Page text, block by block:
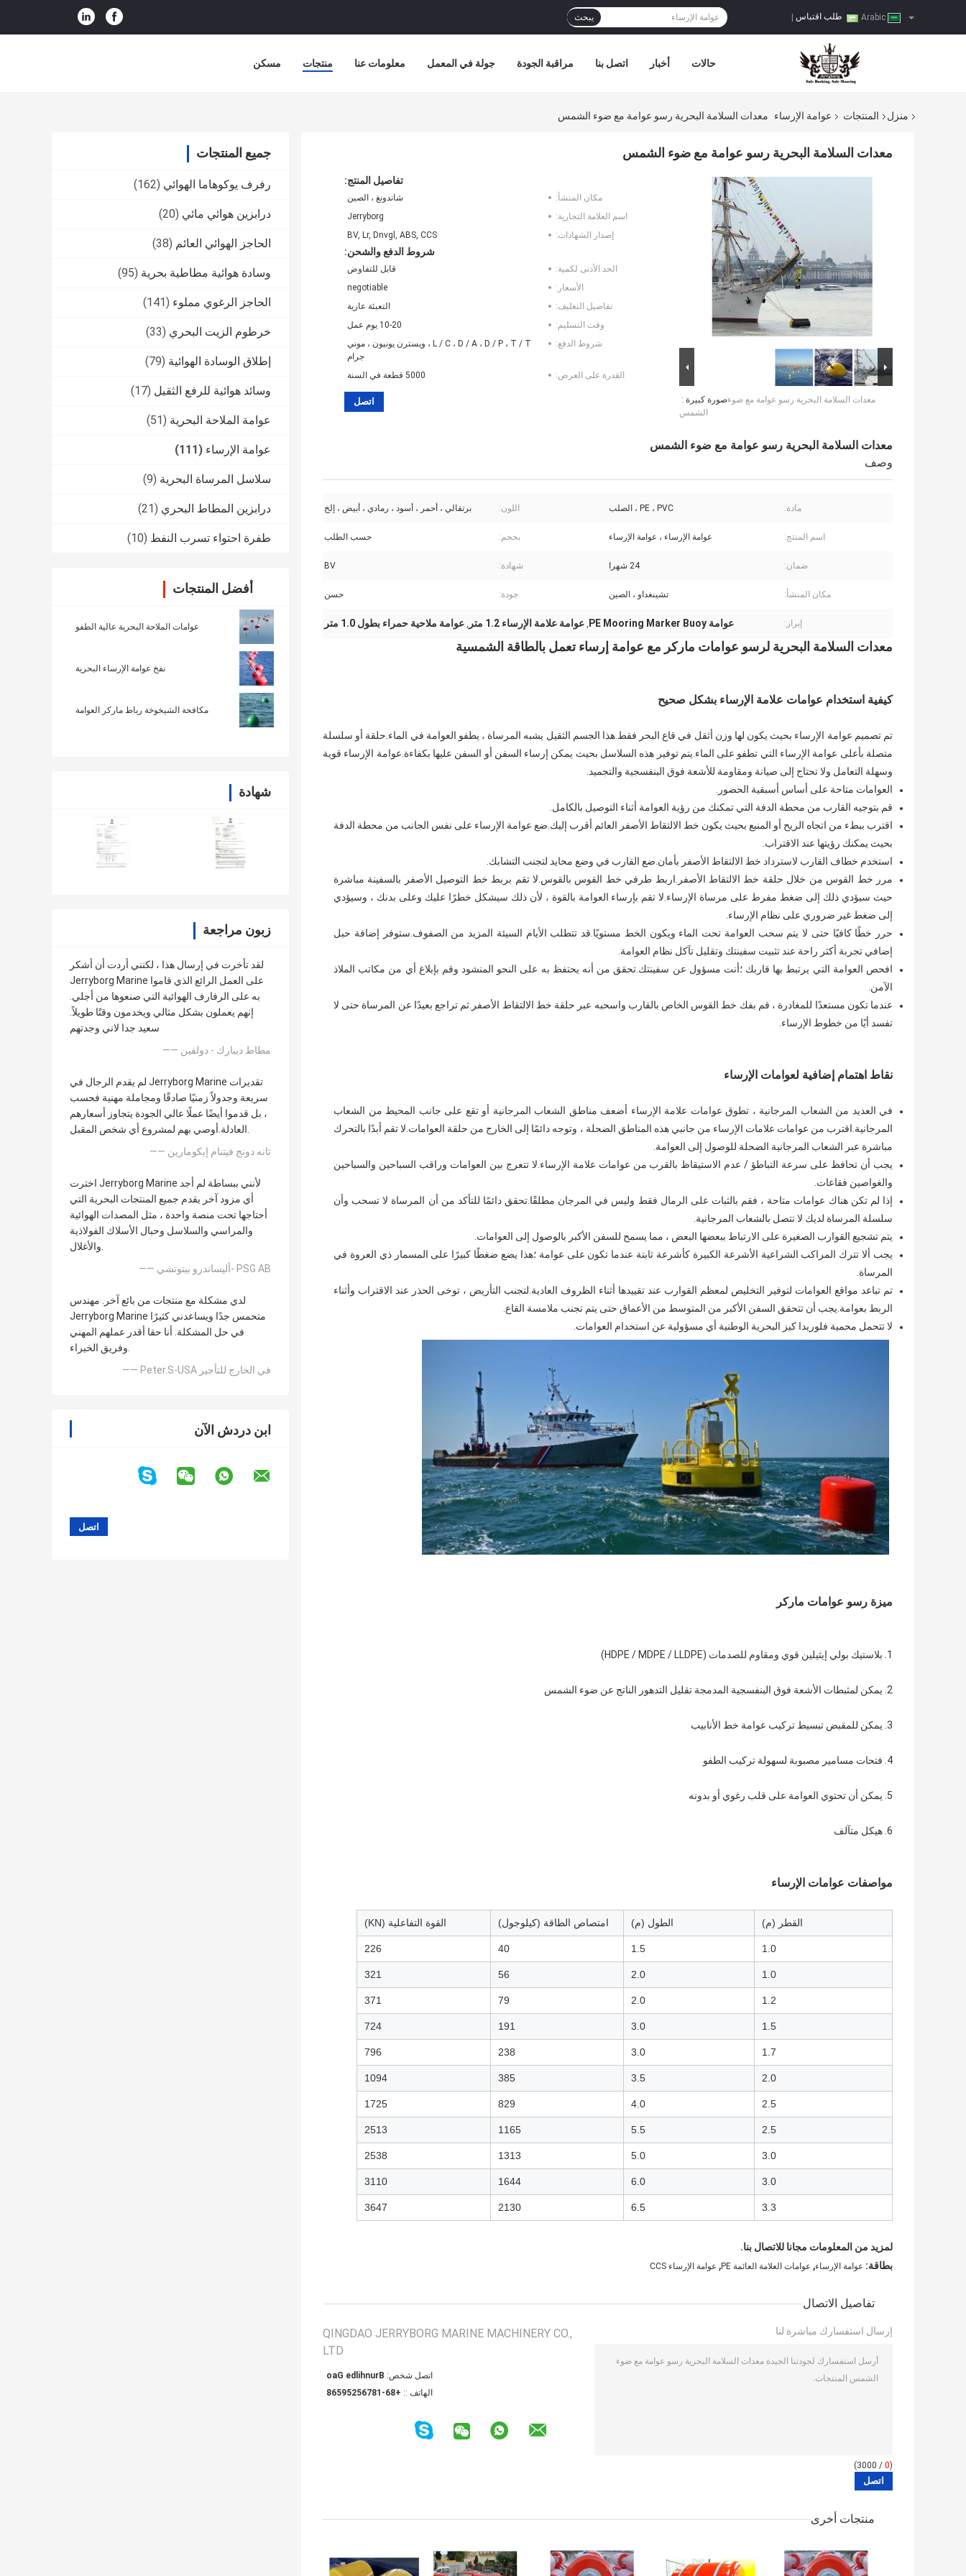
طلب اقتباس يبحث
مسكن منتجات معلومات عنا جولة في المعمل مراقبة الجودة اتصل بنا أخبار حالات
منزل المنتجات عوامة الإرساء معدات السلامة البحرية رسو عوامة مع ضوء الشمس
جميع المنتجات
رفرف يوكوهاما الهوائي (162)
درابزين هوائي مائي (20)
الحاجز الهوائي العائم (38)
وسادة هوائية مطاطية بحرية (95)
الحاجز الرغوي مملوء (141)
خرطوم الزيت البحري (33)
إطلاق الوسادة الهوائية (79)
وسائد هوائية للرفع الثقيل (17)
عوامة الملاحة البحرية (51)
عوامة الإرساء (111)
سلاسل المرساة البحرية (9)
درابزين المطاط البحري (21)
طفرة احتواء تسرب النفط (10)
أفضل المنتجات
عوامات الملاحة البحرية عالية الطفو
نفخ عوامة الإرساء البحرية
مكافحة الشيخوخة رباط ماركر العوامة
شهادة
زبون مراجعة
لقد تأخرت في إرسال هذا ، لكنني أردت أن أشكر
Jerryborg Marine على العمل الرائع الذي قاموا
به على الرفارف الهوائية التي صنعوها من أجلي.
إنهم يعملون بشكل مثالي ويخدمون وقتًا طويلاً.
سعيد جدا لاني وجدتهم
—— مطاط ديبارك - دولفين
لم يقدم الرجال في Jerryborg Marine تقديرات
سريعة وجدولاً زمنيًا صادقًا ومجاملة مهنية فحسب
، بل قدموا أيضًا عملًا عالي الجودة يتجاوز أسعارهم
العادلة.أوصي بهم لمشروع أي شخص المقبل.
—— ثانه دونج فيتنام إيكومارين
اخترت Jerryborg Marine لأنني ببساطة لم أجد
أي مزود آخر يقدم جميع المنتجات البحرية التي
أحتاجها تحت منصة واحدة ، مثل المصدات الهوائية
والمراسي والسلاسل وحبال الأسلاك الفولاذية
والأغلال.
—— أليساندرو بيتوتشي- PSG AB
لدي مشكلة مع منتجات من بائع آخر. مهندس
Jerryborg Marine متحمس جدًا ويساعدني كثيرًا
في حل المشكلة. أنا حقا أقدر عملهم المهني
وفريق الخبراء.
—— Peter.S-USA في الخارج للتأجير
ابن دردش الآن
معدات السلامة البحرية رسو عوامة مع ضوء الشمس
صورة كبيرة :معدات السلامة البحرية رسو عوامة مع ضوء
الشمس
تفاصيل المنتج:
مكان المنشأ:
شاندونغ ، الصين
اسم العلامة التجارية:
Jerryborg
إصدار الشهادات:
BV, Lr, Dnvgl, ABS, CCS
شروط الدفع والشحن:
الحد الأدنى لكمية:
قابل للتفاوض
الأسعار:
negotiable
تفاصيل التغليف:
التعبئة عارية
وقت التسليم:
10-20 يوم عمل
شروط الدفع:
L / C ، D / A ، D / P ، T / T ، ويسترن يونيون ، موني
جرام
القدرة على العرض:
5000 قطعة في السنة
اتصل
معدات السلامة البحرية رسو عوامة مع ضوء الشمس
وصف
مادة: PE ، PVC ، الصلب اللون: برتقالي ، أحمر ، أسود ، رمادي ، أبيض ، إلخ
اسم المنتج: عوامة الإرساء ، عوامة الإرساء بحجم: حسب الطلب
ضمان: 24 شهرا شهادة: BV
مكان المنشأ: تشينغداو ، الصين جودة: حسن
إبراز: عوامة PE Mooring Marker Buoy , عوامة علامة الإرساء 1.2 متر , عوامة ملاحية حمراء بطول 1.0 متر
معدات السلامة البحرية لرسو عوامات ماركر مع عوامة إرساء تعمل بالطاقة الشمسية
كيفية استخدام عوامات علامة الإرساء بشكل صحيح
تم تصميم عوامة الإرساء بحيث يكون لها وزن أثقل في قاع البحر فقط.هذا الجسم الثقيل يشبه المرساة ، يطفو العوامة في الماء.حلقة أو سلسلة
متصلة بأعلى عوامة الإرساء التي تطفو على الماء.يتم توفير هذه السلاسل بحيث يمكن إرساء السفن أو السفن عليها بكفاءة.عوامة الإرساء قوية
وسهلة التعامل ولا تحتاج إلى صيانة ومقاومة للأشعة فوق البنفسجية والتجميد.
العوامات متاحة على أساس أسبقية الحضور.
قم بتوجيه القارب من محطة الدفة التي تمكنك من رؤية العوامة أثناء التوصيل بالكامل.
اقترب ببطء من اتجاه الريح أو المنبع بحيث يكون خط الالتقاط الأصفر العائم أقرب إليك.ضع عوامة الإرساء على نفس الجانب من محطة الدفة
بحيث يمكنك رؤيتها عند الاقتراب.
استخدم خطاف القارب لاسترداد خط الالتقاط الأصفر بأمان.ضع القارب في وضع محايد لتجنب التشابك.
مرر خط القوس من خلال حلقة خط الالتقاط الأصفر.اربط طرفي خط القوس بالقوس.لا تقم بربط خط التوصيل الأصفر بالسفينة مباشرة
حيث سيؤدي ذلك إلى ضغط مفرط على مرساة الإرساء.لا تقم بإرساء العوامة بالقوة ، لأن ذلك سيشكل خطرًا عليك وعلى بدنك ، وسيؤدي
إلى ضغط غير ضروري على نظام الإرساء.
حرر خطًا كافيًا حتى لا يتم سحب العوامة تحت الماء ويكون الخط مستويًا.قد تتطلب الأيام السيئة المزيد من الصفوف.ستوفر إضافة حبل
إضافي تجربة أكثر راحة عند تثبيت سفينتك وتقليل تآكل نظام العوامة.
افحص العوامة التي يرتبط بها قاربك ؛أنت مسؤول عن سفينتك.تحقق من أنه يحتفظ به على النحو المنشود وقم بإبلاغ أي من مكاتب الملاذ
الآمن.
عندما تكون مستعدًا للمغادرة ، قم بفك خط القوس الخاص بالقارب واسحبه عبر حلقة خط الالتقاط الأصفر.ثم تراجع بعيدًا عن المرساة حتى لا
تفسد أيًا من خطوط الإرساء.
نقاط اهتمام إضافية لعوامات الإرساء
في العديد من الشعاب المرجانية ، تطوق عوامات علامة الإرساء أضعف مناطق الشعاب المرجانية أو تقع على جانب المحيط من الشعاب
المرجانية.اقترب من عوامات علامات الإرساء من جانبي هذه المناطق الضحلة ، وتوجه دائمًا إلى الخارج من حلقة العوامات.لا تقم أبدًا بالتحرك
مباشرة عبر الشعاب المرجانية الضحلة للوصول إلى العوامة.
يجب أن تحافظ على سرعة التباطؤ / عدم الاستيقاظ بالقرب من عوامات علامة الإرساء.لا تتعرج بين العوامات وراقب السباحين والسباحين
والغواصين فقاعات.
إذا لم تكن هناك عوامات متاحة ، فقم بالثبات على الرمال فقط وليس في المرجان مطلقًا.تحقق دائمًا للتأكد من أن المرساة لا تسحب وأن
سلسلة المرساة لديك لا تتصل بالشعاب المرجانية.
يتم تشجيع القوارب الصغيرة على الارتباط ببعضها البعض ، مما يسمح للسفن الأكبر بالوصول إلى العوامات.
يجب ألا تترك المراكب الشراعية الأشرعة الكبيرة كأشرعة ثابتة عندما تكون على عوامة ؛هذا يضع ضغطًا كبيرًا على المسمار ذي العروة في
المرساة.
تم تباعد مواقع العوامات لتوفير التخليص لمعظم القوارب عند تقييدها أثناء الظروف العادية.لتجنب التأريض ، توخى الحذر عند الاقتراب وأثناء
الربط بعوامة.يجب أن تتحقق السفن الأكبر من المتوسط ​​من الأعماق حتى يتم تجنب ملامسة القاع.
لا تتحمل محمية فلوريدا كيز البحرية الوطنية أي مسؤولية عن استخدام العوامات.
ميزة رسو عوامات ماركر
1. بلاستيك بولي إيثيلين قوي ومقاوم للصدمات (HDPE / MDPE / LLDPE)
2. يمكن لمثبطات الأشعة فوق البنفسجية المدمجة تقليل التدهور الناتج عن ضوء الشمس
3. يمكن للمقبض تبسيط تركيب عوامة خط الأنابيب
4. فتحات مسامير مصبوبة لسهولة تركيب الطفو
5. يمكن أن تحتوي العوامة على قلب رغوي أو بدونه
6. هيكل متآلف
مواصفات عوامات الإرساء
القطر (م) الطول (م) امتصاص الطاقة (كيلوجول) القوة التفاعلية (KN)
1.0
1.5
40
226
1.0
2.0
56
321
1.2
2.0
79
371
1.5
3.0
191
724
1.7
3.0
238
796
2.0
3.5
385
1094
2.5
4.0
829
1725
2.5
5.5
1165
2513
3.0
5.0
1313
2538
3.0
6.0
1644
3110
3.3
6.5
2130
3647
لمزيد من المعلومات مجانا للاتصال بنا.
بطاقة: عوامة الإرساء, عوامات العلامة العائمة PE , عوامة الإرساء CCS
تفاصيل الاتصال
QINGDAO JERRYBORG MARINE MACHINERY CO.,
LTD
اتصل شخص: Brunhilde Gao
الهاتف :: +86-18765259568
إرسال استفسارك مباشرة لنا
(
0
/ 3000)
منتجات أخرى